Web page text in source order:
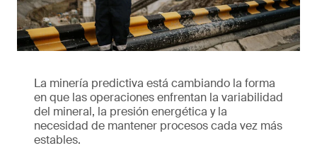
La minería predictiva está cambiando la forma
en que las operaciones enfrentan la variabilidad
del mineral, la presión energética y la
necesidad de mantener procesos cada vez más
estables.